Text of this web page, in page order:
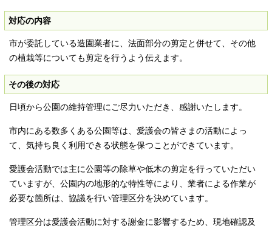
対応の内容
市が委託している造園業者に、法面部分の剪定と併せて、その他
の植栽等についても剪定を行うよう伝えます。
その後の対応
日頃から公園の維持管理にご尽力いただき、感謝いたします。
市内にある数多くある公園等は、愛護会の皆さまの活動によっ
て、気持ち良く利用できる状態を保つことができています。
愛護会活動では主に公園等の除草や低木の剪定を行っていただい
ていますが、公園内の地形的な特性等により、業者による作業が
必要な箇所は、協議を行い管理区分を決めています。
管理区分は愛護会活動に対する謝金に影響するため、現地確認及